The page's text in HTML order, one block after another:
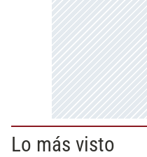
Lo más visto